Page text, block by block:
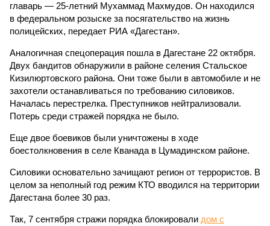
главарь — 25-летний Мухаммад Махмудов. Он находился
в федеральном розыске за посягательство на жизнь
полицейских, передает РИА «Дагестан».
Аналогичная спецоперация пошла в Дагестане 22 октября.
Двух бандитов обнаружили в районе селения Стальское
Кизилюртовского района. Они тоже были в автомобиле и не
захотели останавливаться по требованию силовиков.
Началась перестрелка. Преступников нейтрализовали.
Потерь среди стражей порядка не было.
Еще двое боевиков были уничтожены в ходе
боестолкновения в селе Кванада в Цумадинском районе.
Силовики основательно зачищают регион от террористов. В
целом за неполный год режим КТО вводился на территории
Дагестана более 30 раз.
Так, 7 сентября стражи порядка блокировали дом с